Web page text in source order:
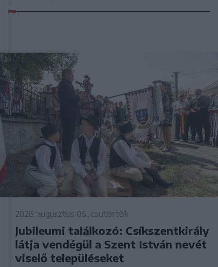
2026. augusztus 06., csütörtök
Jubileumi találkozó: Csíkszentkirály
látja vendégül a Szent István nevét
viselő településeket